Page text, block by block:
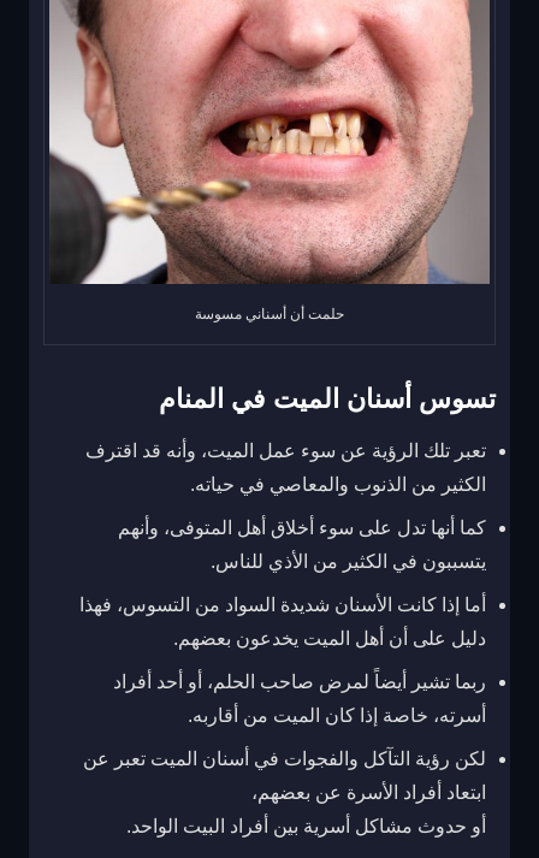
حلمت أن أسناني مسوسة
تسوس أسنان الميت في المنام
تعبر تلك الرؤية عن سوء عمل الميت، وأنه قد اقترف
الكثير من الذنوب والمعاصي في حياته.
كما أنها تدل على سوء أخلاق أهل المتوفى، وأنهم
يتسببون في الكثير من الأذي للناس.
أما إذا كانت الأسنان شديدة السواد من التسوس، فهذا
دليل على أن أهل الميت يخدعون بعضهم.
ربما تشير أيضاً لمرض صاحب الحلم، أو أحد أفراد
أسرته، خاصة إذا كان الميت من أقاربه.
لكن رؤية التآكل والفجوات في أسنان الميت تعبر عن
ابتعاد أفراد الأسرة عن بعضهم،
أو حدوث مشاكل أسرية بين أفراد البيت الواحد.